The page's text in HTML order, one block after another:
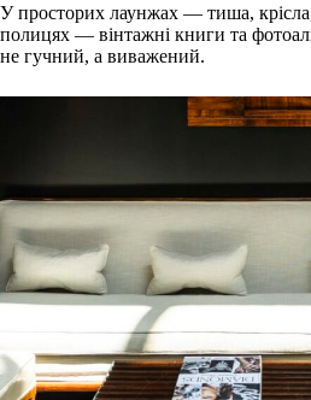
У просторих лаунжах — тиша,
полицях — вінтажні книги та
не гучний, а виважений.